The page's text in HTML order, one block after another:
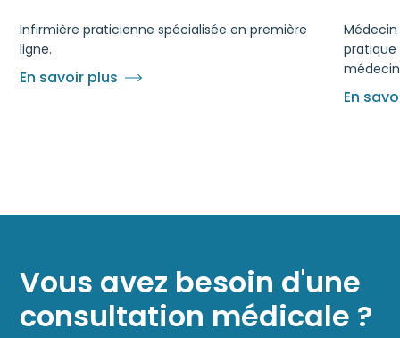
Infirmière praticienne spécialisée en première
ligne.
En savoir plus
En
Vous avez besoin d'une
consultation médicale ?